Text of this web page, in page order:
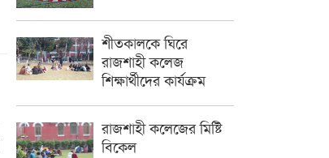
শীতকালকে ঘিরে
রাজশাহী কলেজ
শিক্ষার্থীদের কার্যক্রম
রাজশাহী কলেজের মিষ্টি
বিকেল